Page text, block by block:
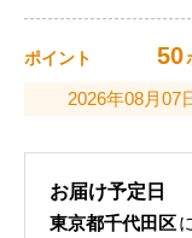
ポイント 50
2026年08月07
お届け予定日
東京都千代田区